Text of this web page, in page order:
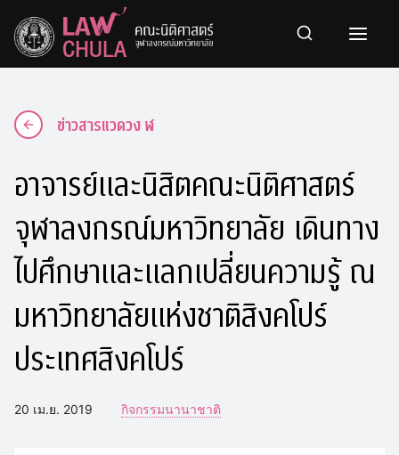
content
ข่าวสารแวดวง ฬ
อาจารย์และนิสิตคณะนิติศาสตร์
จุฬาลงกรณ์มหาวิทยาลัย เดินทาง
ไปศึกษาและแลกเปลี่ยนความรู้ ณ
มหาวิทยาลัยแห่งชาติสิงคโปร์
ประเทศสิงคโปร์
20 เม.ย. 2019 กิจกรรมนานาชาติ